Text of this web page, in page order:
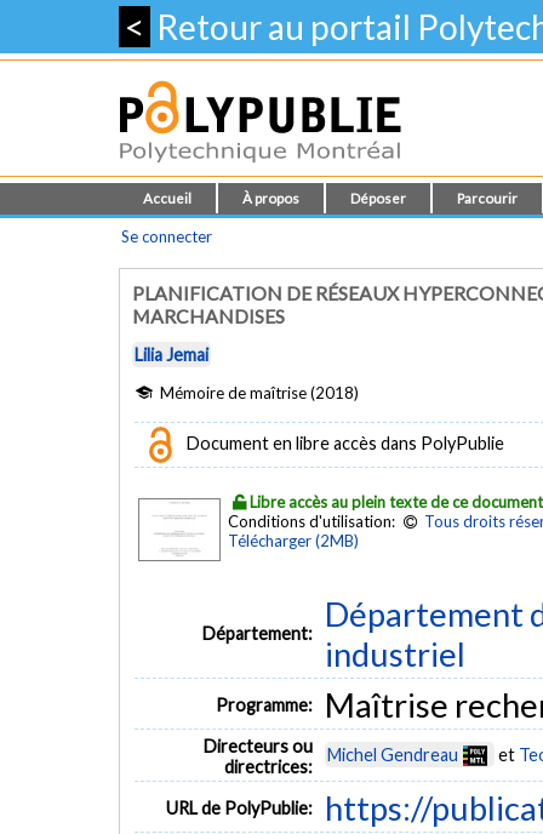
< Retour au portail
Accueil À propos Déposer Parcourir
Se connecter
PLANIFICATION DE RÉSEAUX
MARCHANDISES
Lilia Jemai
Mémoire de maîtrise (2018)
Document en libre accès dans PolyPublie
Libre accès au plein texte de ce document
Conditions d'utilisation:
Tous droits
Télécharger (2MB)
Département:
Département
industriel
Programme: Maîtrise
Directeurs ou
directrices:
Michel Gendreau et
URL de PolyPublie: https://